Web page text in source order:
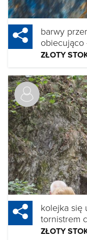
barwy
obiecująco
ZŁOTY
kolejka się
tornistrem
ZŁOTY